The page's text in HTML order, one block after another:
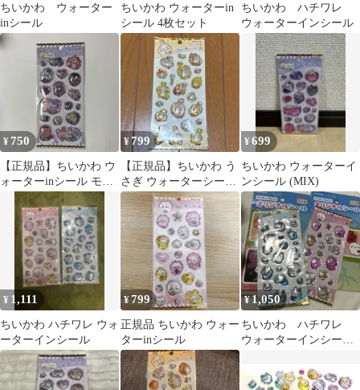
ちいかわ ウォーター
inシール
ちいかわ ウォーターin
シール 4枚セット
ちいかわ ハチワレ
ウォーターインシール
¥ 750
【正規品】ちいかわ ウ
ォーターinシール モモ
ンガ 古本屋
¥799
【正規品】ちいかわ う
さぎ ウォーターシール
グッズ ステッカー 新品
未開封
¥699
ちいかわ ウォーターイ
ンシール (MIX)
¥ 1,111
ちいかわ ハチワレ ウォ
ーターインシール
¥799
正規品 ちいかわ ウォー
ターinシール
¥1,050
ちいかわ ハチワレ
ウォーターインシール